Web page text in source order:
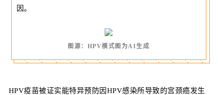
因。
图源：HPV模式图为AI生成
HPV疫苗被证实能特异预防因HPV感染所导致的宫颈癌发生